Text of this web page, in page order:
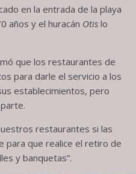
en la entrada de la playa
años y el huracán Otis lo
que los restaurantes de
para darle el servicio a los
establecimientos, pero
restaurantes si las
para que realice el retiro de
y banquetas”.